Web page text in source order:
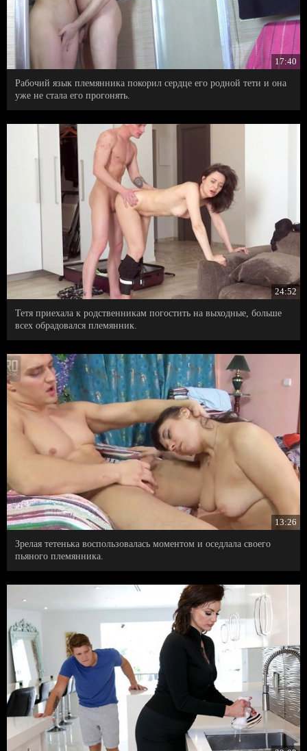
17:40
Рабочий язык племянника покорил сердце его родной тети и она
уже не стала его прогонять.
24:52
Тетя приехала к родственникам погостить на выходные, больше
всех обрадовался племянник.
13:26
Зрелая тетенька воспользовалась моментом и оседлала своего
пьяного племянника.